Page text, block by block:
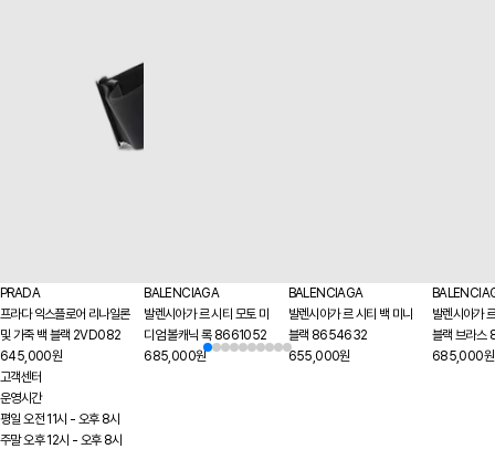
PRADA
프라다 익스플로어 리나일론
및 가죽 백 블랙 2VD082
645,000원
BALENCIAGA
발렌시아가 르 시티 모토 미
디엄 볼캐닉 록 8661052
685,000원
BALENCIAGA
발렌시아가 르 시티 백 미니
블랙 8654632
655,000원
발렌시아가
블랙 브라
685,000원
고객센터
운영시간
평일 오전 11시 - 오후 8시
주말 오후 12시 - 오후 8시